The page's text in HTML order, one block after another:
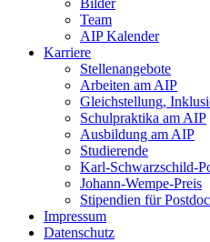
Bilder
Team
AIP Kalender
Karriere
Stellenangebote
Arbeiten am AIP
Gleichstellung,
Schulpraktika am AIP
Ausbildung am AIP
Studierende
Karl-Schwarzschild-
Johann-Wempe-Preis
Stipendien für
Impressum
Datenschutz